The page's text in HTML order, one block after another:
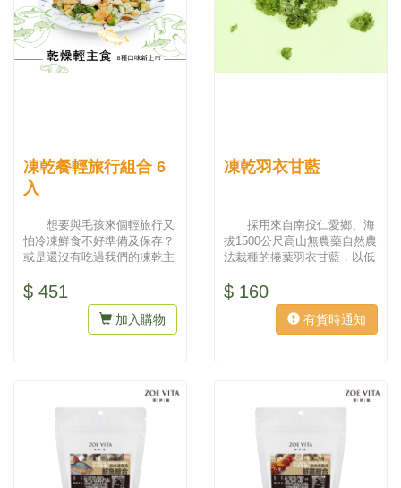
凍乾餐輕旅行組合 6
入
想要與毛孩來個輕旅行又
怕冷凍鮮食不好準備及保存？
或是還沒有吃過我們的凍乾主
含...
$ 451
加入購物
凍乾羽衣甘藍
採用來自南投仁愛鄉、海
拔1500公尺高山無農藥自然農
法栽種的捲葉羽衣甘藍，以低
完...
$ 160
有貨時通知